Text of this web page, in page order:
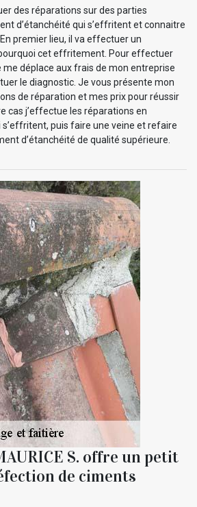
des réparations sur des parties
d’étanchéité qui s’effritent et connaitre
En premier lieu, il va effectuer un
cet effritement. Pour effectuer
déplace aux frais de mon entreprise
le diagnostic. Je vous présente mon
de réparation et mes prix pour réussir
cas j’effectue les réparations en
s’effritent, puis faire une veine et refaire
d’étanchéité de qualité supérieure.
S. offre un petit
de ciments